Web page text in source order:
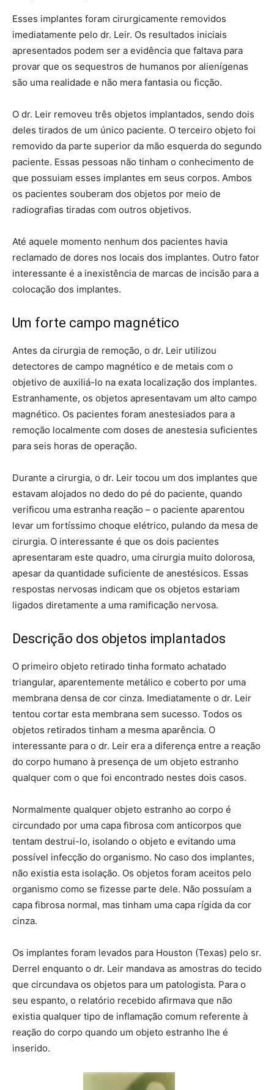
Esses implantes foram cirurgicamente removidos
imediatamente pelo dr. Leir. Os resultados iniciais
apresentados podem ser a evidência que faltava para
provar que os sequestros de humanos por alienígenas
são uma realidade e não mera fantasia ou ficção.
O dr. Leir removeu três objetos implantados, sendo dois
deles tirados de um único paciente. O terceiro objeto foi
removido da parte superior da mão esquerda do segundo
paciente. Essas pessoas não tinham o conhecimento de
que possuiam esses implantes em seus corpos. Ambos
os pacientes souberam dos objetos por meio de
radiografias tiradas com outros objetivos.
Até aquele momento nenhum dos pacientes havia
reclamado de dores nos locais dos implantes. Outro fator
interessante é a inexistência de marcas de incisão para a
colocação dos implantes.
Um forte campo magnético
Antes da cirurgia de remoção, o dr. Leir utilizou
detectores de campo magnético e de metais com o
objetivo de auxiliá-lo na exata localização dos implantes.
Estranhamente, os objetos apresentavam um alto campo
magnético. Os pacientes foram anestesiados para a
remoção localmente com doses de anestesia suficientes
para seis horas de operação.
Durante a cirurgia, o dr. Leir tocou um dos implantes que
estavam alojados no dedo do pé do paciente, quando
verificou uma estranha reação – o paciente aparentou
levar um fortíssimo choque elétrico, pulando da mesa de
cirurgia. O interessante é que os dois pacientes
apresentaram este quadro, uma cirurgia muito dolorosa,
apesar da quantidade suficiente de anestésicos. Essas
respostas nervosas indicam que os objetos estariam
ligados diretamente a uma ramificação nervosa.
Descrição dos objetos implantados
O primeiro objeto retirado tinha formato achatado
triangular, aparentemente metálico e coberto por uma
membrana densa de cor cinza. Imediatamente o dr. Leir
tentou cortar esta membrana sem sucesso. Todos os
objetos retirados tinham a mesma aparência. O
interessante para o dr. Leir era a diferença entre a reação
do corpo humano à presença de um objeto estranho
qualquer com o que foi encontrado nestes dois casos.
Normalmente qualquer objeto estranho ao corpo é
circundado por uma capa fibrosa com anticorpos que
tentam destrui-lo, isolando o objeto e evitando uma
possível infecção do organismo. No caso dos implantes,
não existia esta isolação. Os objetos foram aceitos pelo
organismo como se fizesse parte dele. Não possuíam a
capa fibrosa normal, mas tinham uma capa rígida da cor
cinza.
Os implantes foram levados para Houston (Texas) pelo sr.
Derrel enquanto o dr. Leir mandava as amostras do tecido
que circundava os objetos para um patologista. Para o
seu espanto, o relatório recebido afirmava que não
existia qualquer tipo de inflamação comum referente à
reação do corpo quando um objeto estranho lhe é
inserido.